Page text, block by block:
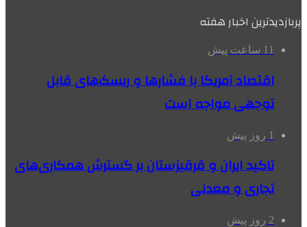
پربازدیدترین اخبار هفته
11 ساعت پیش
اقتصاد آمریکا با فشارها و ریسک‌های قابل
توجهی مواجه است
1 روز پیش
تاکید ایران و قرقیزستان بر گسترش همکاری‌های
تجاری و معدنی
2 روز پیش